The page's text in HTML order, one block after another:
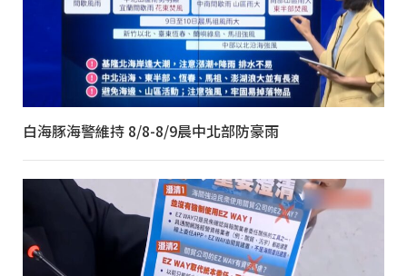
白海豚海警維持 8/8-8/9晨中北部防豪雨